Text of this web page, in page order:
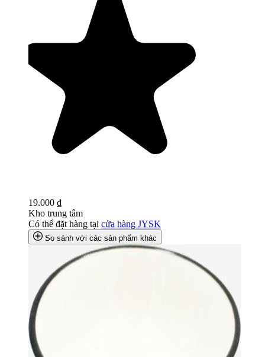
19.000 ₫
Kho trung tâm
Có thể đặt hàng tại cửa hàng JYSK
So sánh với các sản phẩm khác